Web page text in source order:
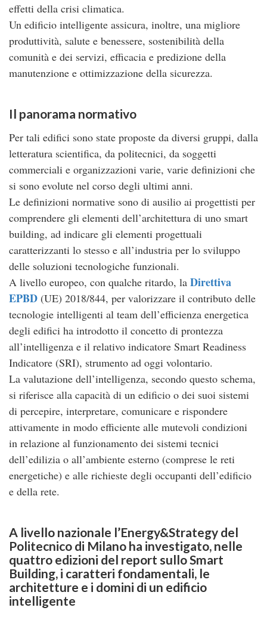
effetti della crisi climatica.
Un edificio intelligente assicura, inoltre, una migliore
produttività, salute e benessere, sostenibilità della
comunità e dei servizi, efficacia e predizione della
manutenzione e ottimizzazione della sicurezza.
Il panorama normativo
Per tali edifici sono state proposte da diversi gruppi, dalla
letteratura scientifica, da politecnici, da soggetti
commerciali e organizzazioni varie, varie definizioni che
si sono evolute nel corso degli ultimi anni.
Le definizioni normative sono di ausilio ai progettisti per
comprendere gli elementi dell’architettura di uno smart
building, ad indicare gli elementi progettuali
caratterizzanti lo stesso e all’industria per lo sviluppo
delle soluzioni tecnologiche funzionali.
A livello europeo, con qualche ritardo, la Direttiva
EPBD (UE) 2018/844, per valorizzare il contributo delle
tecnologie intelligenti al team dell’efficienza energetica
degli edifici ha introdotto il concetto di prontezza
all’intelligenza e il relativo indicatore Smart Readiness
Indicatore (SRI), strumento ad oggi volontario.
La valutazione dell’intelligenza, secondo questo schema,
si riferisce alla capacità di un edificio o dei suoi sistemi
di percepire, interpretare, comunicare e rispondere
attivamente in modo efficiente alle mutevoli condizioni
in relazione al funzionamento dei sistemi tecnici
dell’edilizia o all’ambiente esterno (comprese le reti
energetiche) e alle richieste degli occupanti dell’edificio
e della rete.
A livello nazionale l’Energy&Strategy del
Politecnico di Milano ha investigato, nelle
quattro edizioni del report sullo Smart
Building, i caratteri fondamentali, le
architetture e i domini di un edificio
intelligente